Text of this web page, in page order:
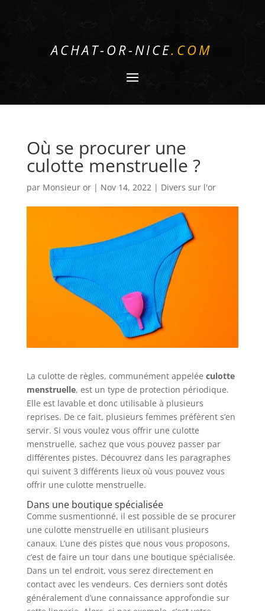
ACHAT-OR-NICE.COM
Où se procurer une
culotte menstruelle ?
par Monsieur or| Nov 14, 2022| Divers sur l'or
La culotte de règles, communément appelée culotte
menstruelle, est un type de protection périodique.
Elle est lavable et donc utilisable à plusieurs
reprises. De ce fait, plusieurs femmes préfèrent s’en
servir. Si vous voulez vous offrir une culotte
menstruelle, sachez que vous pouvez passer par
différentes pistes. Découvrez dans les paragraphes
qui suivent 3 différents lieux où vous pouvez vous
offrir une culotte menstruelle.
Dans une boutique spécialisée
Comme susmentionné, il est possible de se procurer
une culotte menstruelle en utilisant plusieurs
canaux. L’une des pistes que nous vous proposons,
c’est de faire un tour dans une boutique spécialisée.
Dans un tel endroit, vous serez directement en
contact avec les vendeurs. Ces derniers sont dotés
généralement d’une connaissance approfondie sur